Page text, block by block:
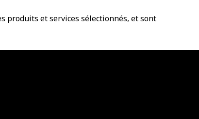
produits et services sélectionnés, et sont